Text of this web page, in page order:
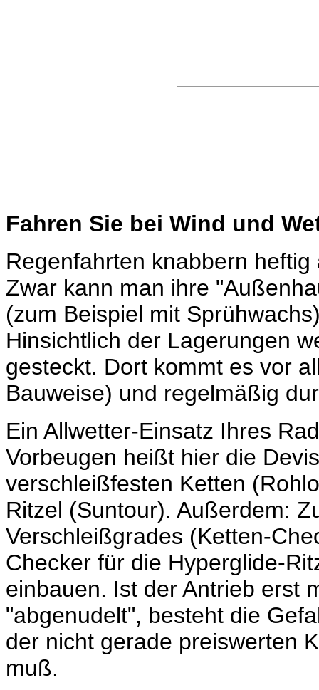
Fahren Sie bei Wind und
Regenfahrten knabbern
Zwar kann man ihre
(zum Beispiel mit
Hinsichtlich der Lagerungen
gesteckt. Dort kommt es vor
Bauweise) und regelmäßig
Ein Allwetter-Einsatz Ihres
Vorbeugen heißt hier die
verschleißfesten Ketten
Ritzel (Suntour). Außerdem:
Verschleißgrades (Ketten-
Checker für die Hyperglide-
einbauen. Ist der Antrieb erst
"abgenudelt", besteht die
der nicht gerade preiswerten
muß.